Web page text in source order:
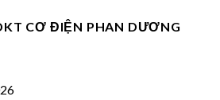
CƠ ĐIỆN PHAN DƯƠNG